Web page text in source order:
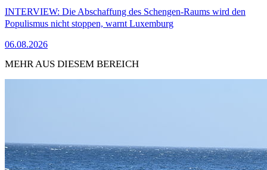
INTERVIEW: Die Abschaffung des Schengen-Raums wird den
Populismus nicht stoppen, warnt Luxemburg
06.08.2026
MEHR AUS DIESEM BEREICH